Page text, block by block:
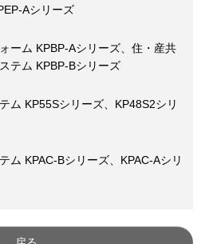
Aシリーズ
ーム KPBP-Aシリーズ、住・産共
テム KPBP-Bシリーズ
ム KP55Sシリーズ、KP48S2シリ
ム KPAC-Bシリーズ、KPAC-Aシリ